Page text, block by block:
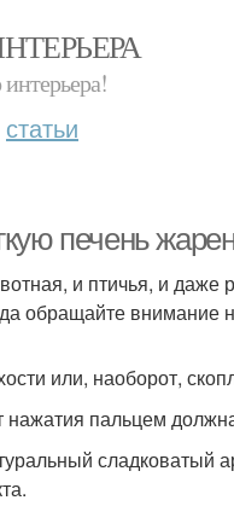
статьи
печень
и птичья, и
обращайте внимание
или, наоборот,
пальцем
сладковатый